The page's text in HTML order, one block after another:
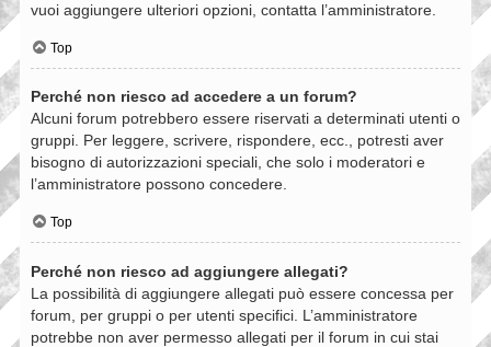
vuoi aggiungere ulteriori opzioni, contatta l’amministratore.
Top
Perché non riesco ad accedere a un forum?
Alcuni forum potrebbero essere riservati a determinati utenti o
gruppi. Per leggere, scrivere, rispondere, ecc., potresti aver
bisogno di autorizzazioni speciali, che solo i moderatori e
l’amministratore possono concedere.
Top
Perché non riesco ad aggiungere allegati?
La possibilità di aggiungere allegati può essere concessa per
forum, per gruppi o per utenti specifici. L’amministratore
potrebbe non aver permesso allegati per il forum in cui stai